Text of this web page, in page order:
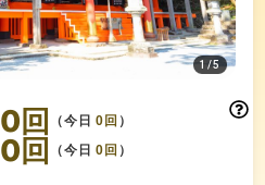
1/5
0回 （今日0 回 ）
0回 （今日0 回 ）